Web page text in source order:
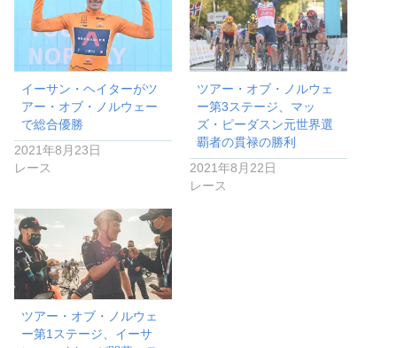
イーサン・ヘイターがツ
アー・オブ・ノルウェー
で総合優勝
2021年8月23日
レース
ツアー・オブ・ノルウェ
ー第3ステージ、マッ
ズ・ピーダスン元世界選
覇者の貫禄の勝利
2021年8月22日
レース
ツアー・オブ・ノルウェ
ー第1ステージ、イーサ